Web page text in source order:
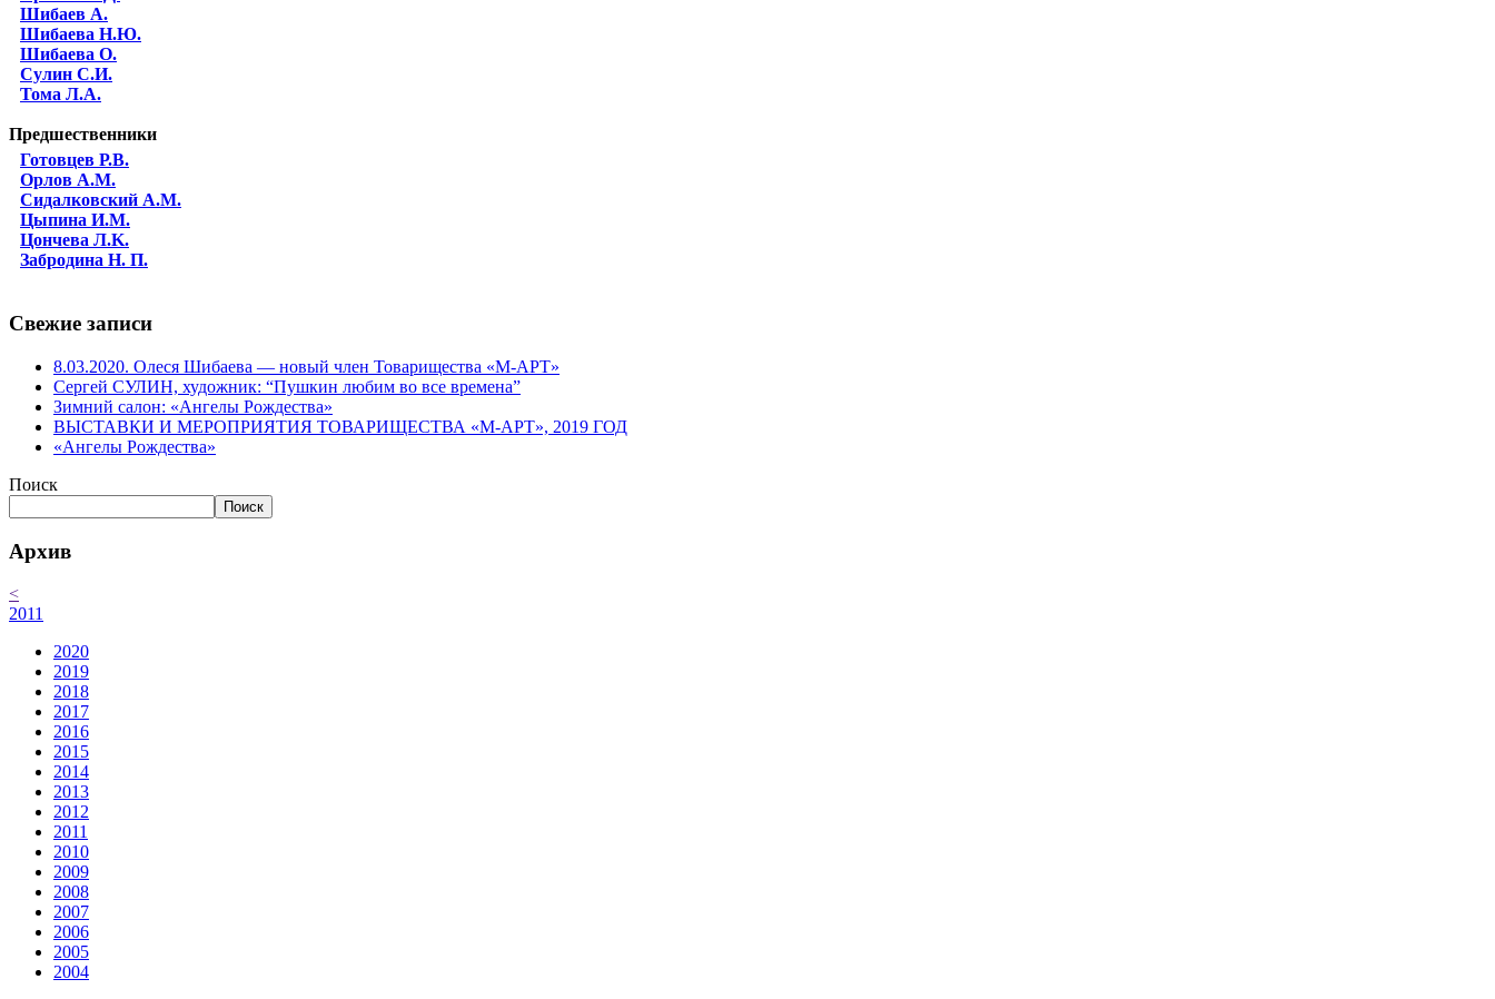
Шибаев А.
Шибаева Н.Ю.
Шибаева O.
Сулин С.И.
Тома Л.А.
Предшественники
Готовцев Р.В.
Орлов А.М.
Сидалковский А.М.
Цыпина И.М.
Цончева Л.K.
Забродина Н. П.
Свежие записи
8.03.2020. Олеся Шибаева — новый член Товарищества «М-АРТ»
Сергей СУЛИН, художник: “Пушкин любим во все времена”
Зимний салон: «Ангелы Рождества»
ВЫСТАВКИ И МЕРОПРИЯТИЯ ТОВАРИЩЕСТВА «М-АРТ», 2019 ГОД
«Ангелы Рождества»
Поиск
Поиск
Архив
<
2011
2020
2019
2018
2017
2016
2015
2014
2013
2012
2011
2010
2009
2008
2007
2006
2005
2004